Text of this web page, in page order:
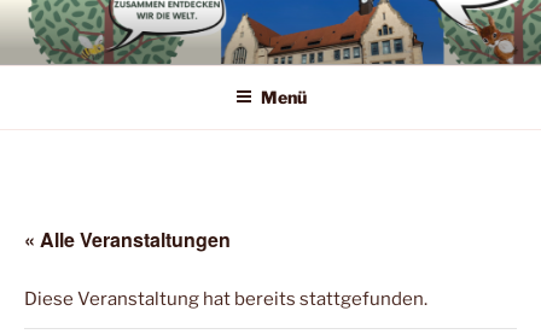
Zum
Inhalt
springen
Menü
« Alle Veranstaltungen
Diese Veranstaltung hat bereits stattgefunden.